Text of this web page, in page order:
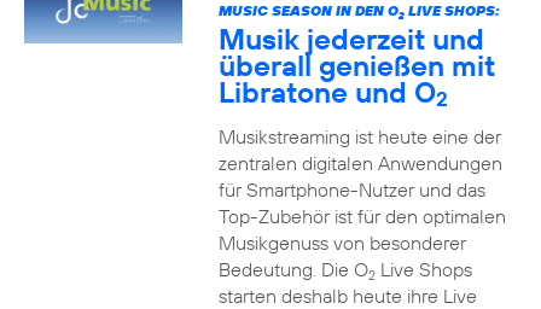
MUSIC SEASON IN DEN O2LIVE SHOPS:
Musik jederzeit und
überall genießen mit
Libratone und O2
Musikstreaming ist heute eine der
zentralen digitalen Anwendungen
für Smartphone-Nutzer und das
Top-Zubehör ist für den optimalen
Musikgenuss von besonderer
Bedeutung. Die O2Live Shops
starten deshalb heute ihre Live